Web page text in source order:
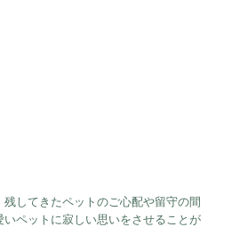
してきたペットのご心配や留守の間
ペットに寂しい思いをさせることが